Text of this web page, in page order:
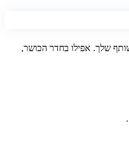
שלך. אפילו בחדר הכושר,